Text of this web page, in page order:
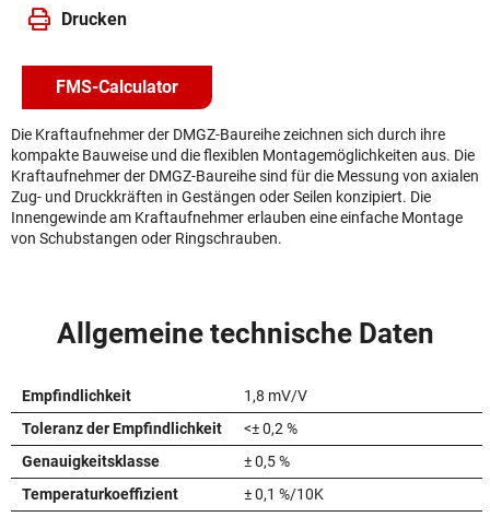
Drucken
FMS-Calculator
Die Kraftaufnehmer der DMGZ-Baureihe zeichnen sich durch ihre
kompakte Bauweise und die flexiblen Montagemöglichkeiten aus. Die
Kraftaufnehmer der DMGZ-Baureihe sind für die Messung von axialen
Zug- und Druckkräften in Gestängen oder Seilen konzipiert. Die
Innengewinde am Kraftaufnehmer erlauben eine einfache Montage
von Schubstangen oder Ringschrauben.
Allgemeine technische Daten
Empfindlichkeit
1,8 mV/V
Toleranz der Empfindlichkeit
<± 0,2 %
Genauigkeitsklasse
± 0,5 %
Temperaturkoeffizient
± 0,1 %/10K